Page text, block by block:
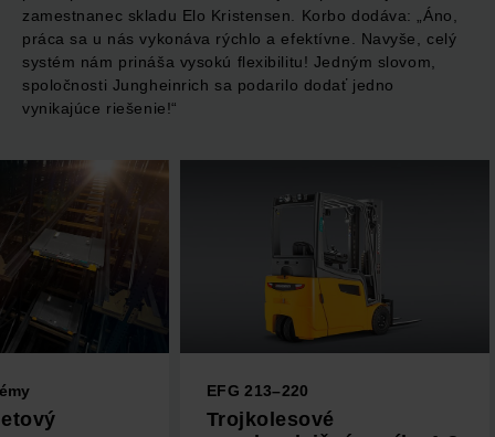
zamestnanec skladu Elo Kristensen. Korbo dodáva: „Áno,
práca sa u nás vykonáva rýchlo a efektívne. Navyše, celý
systém nám prináša vysokú flexibilitu! Jedným slovom,
spoločnosti Jungheinrich sa podarilo dodať jedno
vynikajúce riešenie!“
EFG 213–220
Trojkolesové